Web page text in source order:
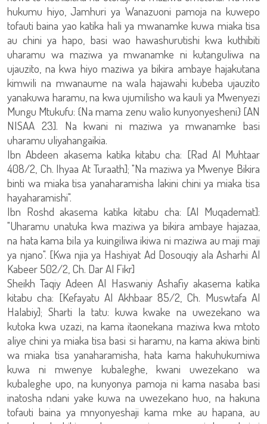
hukumu hiyo, Jamhuri ya Wanazuoni pamoja na kuwepo
tofauti baina yao katika hali ya mwanamke kuwa miaka tisa
au chini ya hapo, basi wao hawashurutishi kwa kuthibiti
uharamu wa maziwa ya mwanamke ni kutanguliwa na
ujauzito, na kwa hiyo maziwa ya bikira ambaye hajakutana
kimwili na mwanaume na wala hajawahi kubeba ujauzito
yanakuwa haramu, na kwa ujumilisho wa kauli ya Mwenyezi
Mungu Mtukufu: {Na mama zenu walio kunyonyesheni} [AN
NISAA 23]. Na kwani ni maziwa ya mwanamke basi
uharamu uliyahangaikia.
Ibn Abdeen akasema katika kitabu cha: [Rad Al Muhtaar
408/2, Ch. Ihyaa At Turaath]; "Na maziwa ya Mwenye Bikira
binti wa miaka tisa yanaharamisha lakini chini ya miaka tisa
hayaharamishi".
Ibn Roshd akasema katika kitabu cha: [Al Muqademat]:
"Uharamu unatuka kwa maziwa ya bikira ambaye hajazaa,
na hata kama bila ya kuingiliwa ikiwa ni maziwa au maji maji
ya njano". [Kwa njia ya Hashiyat Ad Dosouqiy ala Asharhi Al
Kabeer 502/2, Ch. Dar Al Fikr]
Sheikh Taqiy Adeen Al Haswaniy Ashafiy akasema katika
kitabu cha: [Kefayatu Al Akhbaar 85/2, Ch. Muswtafa Al
Halabiy]; Sharti la tatu: kuwa kwake na uwezekano wa
kutoka kwa uzazi, na kama itaonekana maziwa kwa mtoto
aliye chini ya miaka tisa basi si haramu, na kama akiwa binti
wa miaka tisa yanaharamisha, hata kama hakuhukumiwa
kuwa ni mwenye kubaleghe, kwani uwezekano wa
kubaleghe upo, na kunyonya pamoja ni kama nasaba basi
inatosha ndani yake kuwa na uwezekano huo, na hakuna
tofauti baina ya mnyonyeshaji kama mke au hapana, au